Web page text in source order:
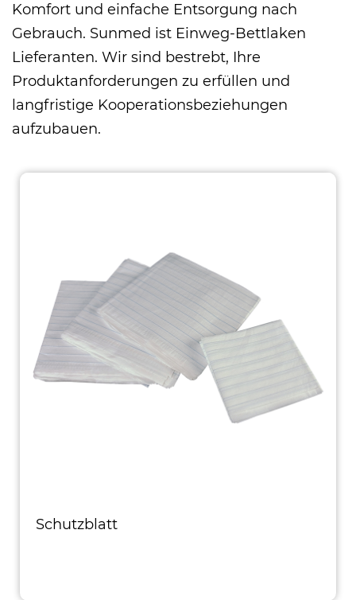
Komfort und einfache Entsorgung nach
Gebrauch. Sunmed ist Einweg-Bettlaken
Lieferanten. Wir sind bestrebt, Ihre
Produktanforderungen zu erfüllen und
langfristige Kooperationsbeziehungen
aufzubauen.
Schutzblatt